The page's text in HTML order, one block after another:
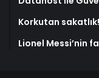
Korkutan
Lionel Messi’nin